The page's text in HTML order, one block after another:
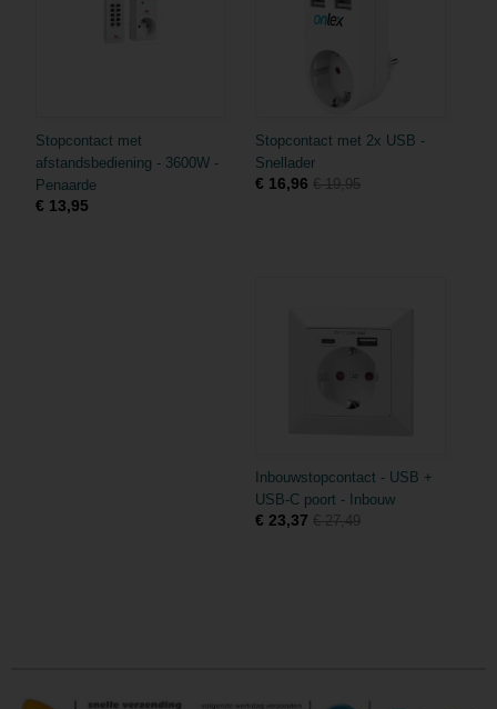
Stopcontact met
afstandsbediening - 3600W -
Penaarde
€ 13,95
Stopcontact met 2x USB -
Snellader
€ 16,96 € 19,95
Inbouwstopcontact - USB +
USB-C poort - Inbouw
€ 23,37 € 27,49